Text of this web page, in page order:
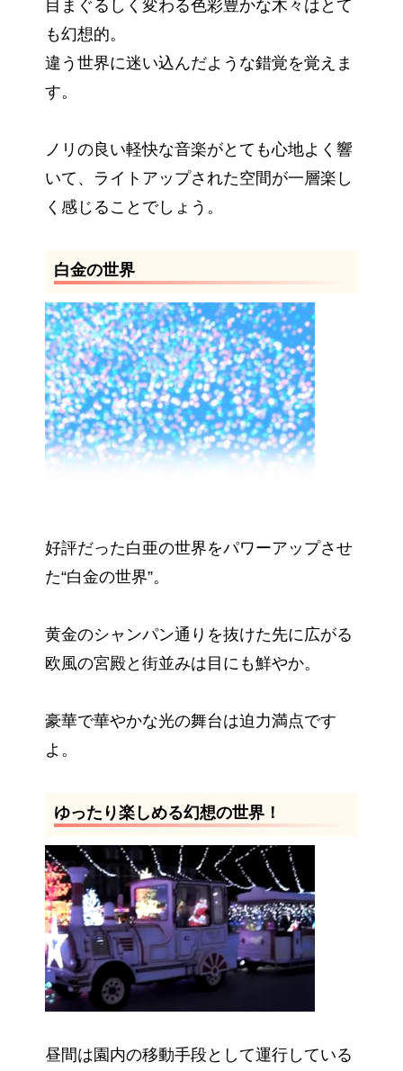
目まぐるしく変わる色彩豊かな木々はとて
も幻想的。
違う世界に迷い込んだような錯覚を覚えま
す。
ノリの良い軽快な音楽がとても心地よく響
いて、ライトアップされた空間が一層楽し
く感じることでしょう。
白金の世界
好評だった白亜の世界をパワーアップさせ
た“白金の世界”。
黄金のシャンパン通りを抜けた先に広がる
欧風の宮殿と街並みは目にも鮮やか。
豪華で華やかな光の舞台は迫力満点です
よ。
ゆったり楽しめる幻想の世界！
昼間は園内の移動手段として運行している